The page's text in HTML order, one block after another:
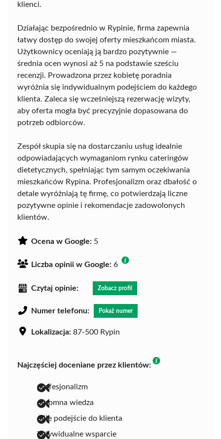
klienci.
Działając bezpośrednio w Rypinie, firma zapewnia
łatwy dostęp do swojej oferty mieszkańcom miasta.
Użytkownicy oceniają ją bardzo pozytywnie —
średnia ocen wynosi aż 5 na podstawie sześciu
recenzji. Prowadzona przez kobietę poradnia
wyróżnia się indywidualnym podejściem do każdego
klienta. Zaleca się wcześniejszą rezerwację wizyty,
aby oferta mogła być precyzyjnie dopasowana do
potrzeb odbiorców.
Zespół skupia się na dostarczaniu usług idealnie
odpowiadających wymaganiom rynku cateringów
dietetycznych, spełniając tym samym oczekiwania
mieszkańców Rypina. Profesjonalizm oraz dbałość o
detale wyróżniają tę firmę, co potwierdzają liczne
pozytywne opinie i rekomendacje zadowolonych
klientów.
Ocena w Google: 5
Liczba opinii w Google: 6
Czytaj opinie: Zobacz profil
Numer telefonu: Pokaż numer
Lokalizacja: 87-500 Rypin
Najczęściej doceniane przez klientów:
profesjonalizm
ogromna wiedza
miłe podejście do klienta
indywidualne wsparcie